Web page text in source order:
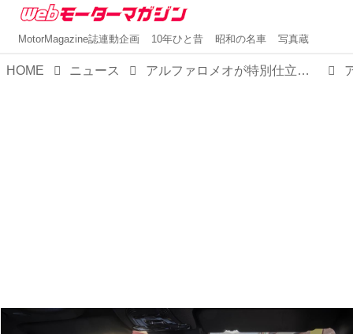
MotorMagazine誌連動企画 10年ひと昔 昭和の名車 写真蔵
HOME ニュース アルファロメオが特別仕立てのジュリアとステルヴィオを発表、全世界450台限定